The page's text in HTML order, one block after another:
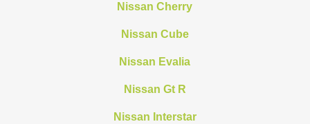
Nissan Cherry
Nissan Cube
Nissan Evalia
Nissan Gt R
Nissan Interstar